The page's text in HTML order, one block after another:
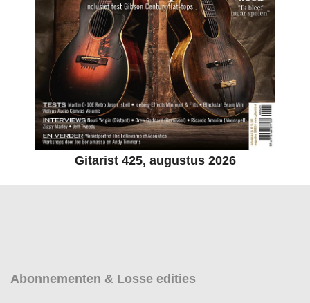
Gitarist 425, augustus 2026
Abonnementen & Losse edities